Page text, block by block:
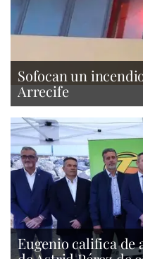
Sofocan un
Arrecife
Eugenio califica de